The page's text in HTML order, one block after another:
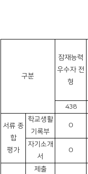
구분
잠재능력
우수자 전
형
438
서류 종
합
평가
학교생활
기록부
O
자기소개
서
O
제출